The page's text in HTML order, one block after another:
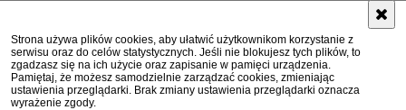
Strona używa plików cookies, aby ułatwić użytkownikom korzystanie z
serwisu oraz do celów statystycznych. Jeśli nie blokujesz tych plików, to
zgadzasz się na ich użycie oraz zapisanie w pamięci urządzenia.
Pamiętaj, że możesz samodzielnie zarządzać cookies, zmieniając
ustawienia przeglądarki. Brak zmiany ustawienia przeglądarki oznacza
wyrażenie zgody.